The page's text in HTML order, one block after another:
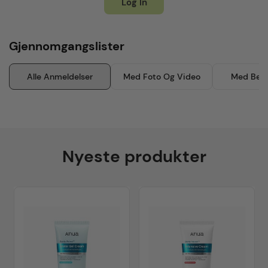
Log In
Gjennomgangslister
Alle Anmeldelser Med Foto Og Video Med
Nyeste produkter